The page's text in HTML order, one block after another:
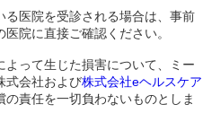
る医院を受診される場合は、事前
医院に直接ご確認ください。
よって生じた損害について、ミー
式会社および株式会社eヘルスケア
の責任を一切負わないものとしま